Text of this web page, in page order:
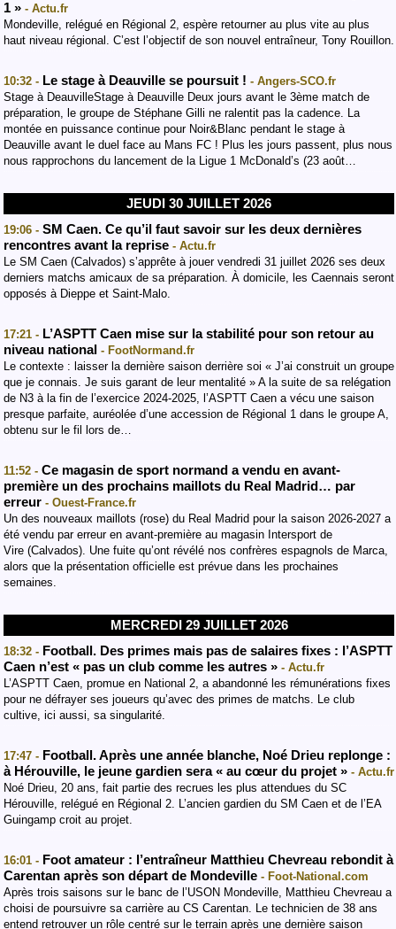
1 » - Actu.fr
Mondeville, relégué en Régional 2, espère retourner au plus vite au plus
haut niveau régional. C’est l’objectif de son nouvel entraîneur, Tony Rouillon.
10:32 - Le stage à Deauville se poursuit ! - Angers-SCO.fr
Stage à DeauvilleStage à Deauville Deux jours avant le 3ème match de
préparation, le groupe de Stéphane Gilli ne ralentit pas la cadence. La
montée en puissance continue pour Noir&Blanc pendant le stage à
Deauville avant le duel face au Mans FC ! Plus les jours passent, plus nous
nous rapprochons du lancement de la Ligue 1 McDonald’s (23 août…
JEUDI 30 JUILLET 2026
19:06 - SM Caen. Ce qu’il faut savoir sur les deux dernières
rencontres avant la reprise - Actu.fr
Le SM Caen (Calvados) s’apprête à jouer vendredi 31 juillet 2026 ses deux
derniers matchs amicaux de sa préparation. À domicile, les Caennais seront
opposés à Dieppe et Saint-Malo.
17:21 - L’ASPTT Caen mise sur la stabilité pour son retour au
niveau national - FootNormand.fr
Le contexte : laisser la dernière saison derrière soi « J’ai construit un groupe
que je connais. Je suis garant de leur mentalité » A la suite de sa relégation
de N3 à la fin de l’exercice 2024-2025, l’ASPTT Caen a vécu une saison
presque parfaite, auréolée d’une accession de Régional 1 dans le groupe A,
obtenu sur le fil lors de…
11:52 - Ce magasin de sport normand a vendu en avant-
première un des prochains maillots du Real Madrid… par
erreur - Ouest-France.fr
Un des nouveaux maillots (rose) du Real Madrid pour la saison 2026-2027 a
été vendu par erreur en avant-première au magasin Intersport de
Vire (Calvados). Une fuite qu’ont révélé nos confrères espagnols de Marca,
alors que la présentation officielle est prévue dans les prochaines
semaines.
MERCREDI 29 JUILLET 2026
18:32 - Football. Des primes mais pas de salaires fixes : l’ASPTT
Caen n’est « pas un club comme les autres » - Actu.fr
L’ASPTT Caen, promue en National 2, a abandonné les rémunérations fixes
pour ne défrayer ses joueurs qu’avec des primes de matchs. Le club
cultive, ici aussi, sa singularité.
17:47 - Football. Après une année blanche, Noé Drieu replonge :
à Hérouville, le jeune gardien sera « au cœur du projet » - Actu.fr
Noé Drieu, 20 ans, fait partie des recrues les plus attendues du SC
Hérouville, relégué en Régional 2. L’ancien gardien du SM Caen et de l’EA
Guingamp croit au projet.
16:01 - Foot amateur : l’entraîneur Matthieu Chevreau rebondit à
Carentan après son départ de Mondeville - Foot-National.com
Après trois saisons sur le banc de l’USON Mondeville, Matthieu Chevreau a
choisi de poursuivre sa carrière au CS Carentan. Le technicien de 38 ans
entend retrouver un rôle centré sur le terrain après une dernière saison